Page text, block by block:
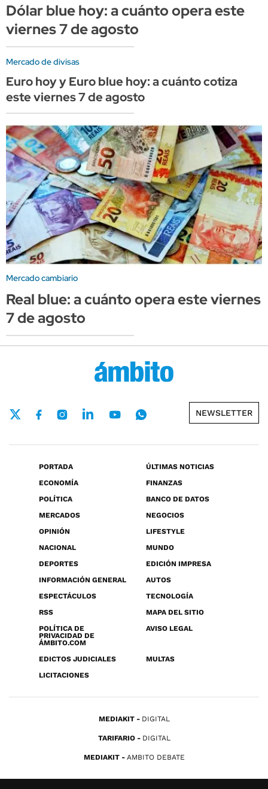
Dólar blue hoy: a cuánto opera este
viernes 7 de agosto
Mercado de divisas
Euro hoy y Euro blue hoy: a cuánto cotiza
este viernes 7 de agosto
Mercado cambiario
Real blue: a cuánto opera este viernes
7 de agosto
NEWSLETTER
PORTADA
ÚLTIMAS NOTICIAS
ECONOMÍA
FINANZAS
POLÍTICA
BANCO DE DATOS
MERCADOS
NEGOCIOS
OPINIÓN
LIFESTYLE
NACIONAL
MUNDO
DEPORTES
EDICIÓN IMPRESA
INFORMACIÓN GENERAL
AUTOS
ESPECTÁCULOS
TECNOLOGÍA
RSS
MAPA DEL SITIO
POLÍTICA DE
PRIVACIDAD DE
ÁMBITO.COM
AVISO LEGAL
EDICTOS JUDICIALES
MULTAS
LICITACIONES
MEDIAKIT DIGITAL
TARIFARIO DIGITAL
MEDIAKIT AMBITO DEBATE